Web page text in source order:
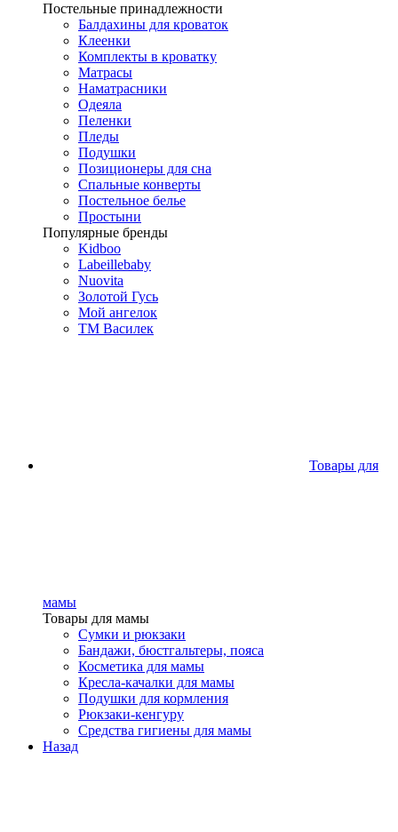
Постельные принадлежности
Балдахины для кроваток
Клеенки
Комплекты в кроватку
Матрасы
Наматрасники
Одеяла
Пеленки
Пледы
Подушки
Позиционеры для сна
Спальные конверты
Постельное белье
Простыни
Популярные бренды
Kidboo
Labeillebaby
Nuovita
Золотой Гусь
Мой ангелок
ТМ Василек
Товары для
мамы
Товары для мамы
Сумки и рюкзаки
Бандажи, бюстгальтеры, пояса
Косметика для мамы
Кресла-качалки для мамы
Подушки для кормления
Рюкзаки-кенгуру
Средства гигиены для мамы
Назад